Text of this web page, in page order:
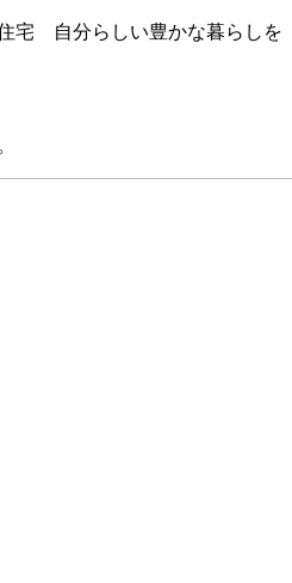
宅 自分らしい豊かな暮らしを